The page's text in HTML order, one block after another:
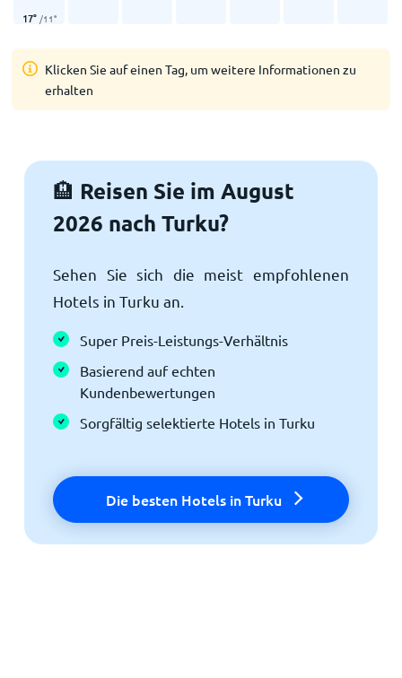
17° /11°
Klicken Sie auf einen Tag, um weitere Informationen zu
erhalten
🏨 Reisen Sie im August
2026 nach Turku?
Sehen Sie sich die meist empfohlenen
Hotels in Turku an.
Super Preis-Leistungs-Verhältnis
Basierend auf echten
Kundenbewertungen
Sorgfältig selektierte Hotels in Turku
Die besten Hotels in Turku